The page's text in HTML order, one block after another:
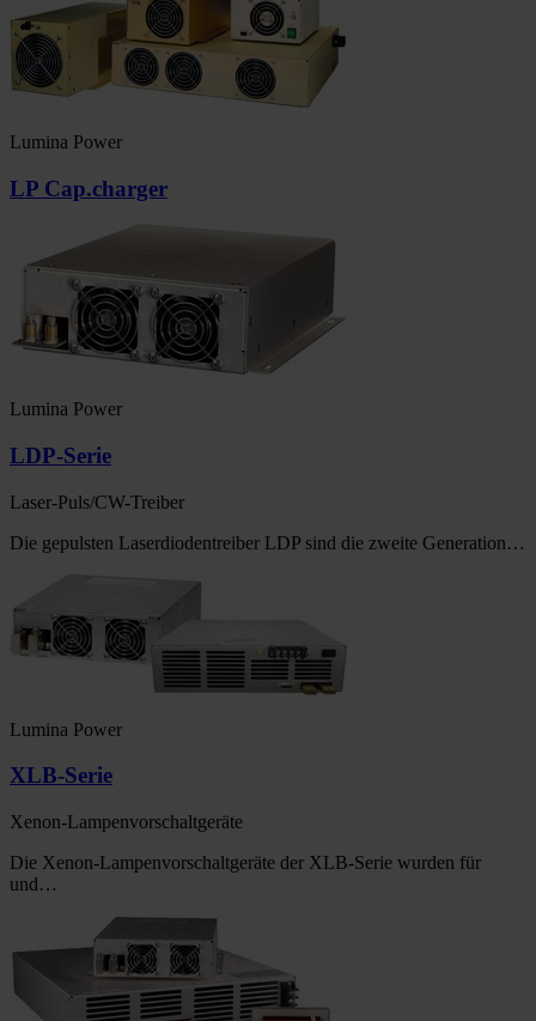
Lumina Power
LP Cap.charger
Lumina Power
LDP-Serie
Laser-Puls/CW-Treiber
Die gepulsten Laserdiodentreiber LDP sind die zweite Generation…
Lumina Power
XLB-Serie
Xenon-Lampenvorschaltgeräte
Die Xenon-Lampenvorschaltgeräte der XLB-Serie wurden für
und…